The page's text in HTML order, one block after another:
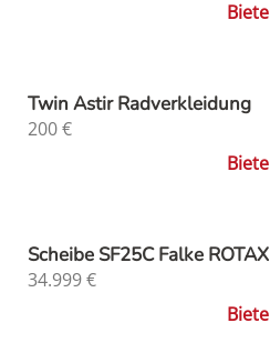
Biete
Twin Astir Radverkleidung
200€
Biete
Scheibe SF25C Falke ROTAX
34.999€
Biete